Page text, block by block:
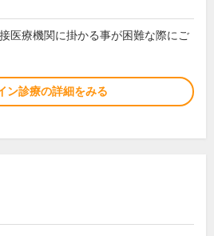
医療機関に掛かる事が困難な際にご
ン診療の詳細をみる